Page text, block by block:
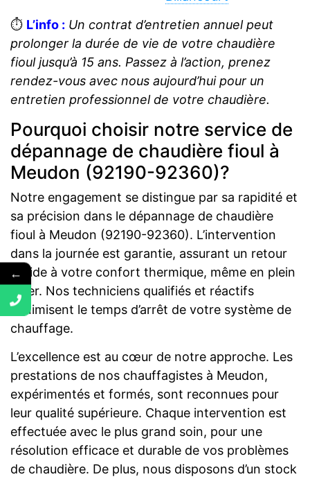
⏱️ L’info : Un contrat d’entretien annuel peut
prolonger la durée de vie de votre chaudière
fioul jusqu’à 15 ans. Passez à l’action, prenez
rendez-vous avec nous aujourd’hui pour un
entretien professionnel de votre chaudière.
Pourquoi choisir notre service de
dépannage de chaudière fioul à
Meudon (92190-92360)?
Notre engagement se distingue par sa rapidité et
sa précision dans le dépannage de chaudière
fioul à Meudon (92190-92360). L’intervention
dans la journée est garantie, assurant un retour
rapide à votre confort thermique, même en plein
hiver. Nos techniciens qualifiés et réactifs
minimisent le temps d’arrêt de votre système de
chauffage.
L’excellence est au cœur de notre approche. Les
prestations de nos chauffagistes à Meudon,
expérimentés et formés, sont reconnues pour
leur qualité supérieure. Chaque intervention est
effectuée avec le plus grand soin, pour une
résolution efficace et durable de vos problèmes
de chaudière. De plus, nous disposons d’un stock
←